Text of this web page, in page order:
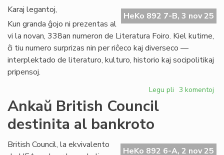
HeKo 892 7-B, 3 nov 25
Karaj legantoj,
Kun granda ĝojo ni prezentas al
vi la novan, 338an numeron de Literatura Foiro. Kiel kutime,
ĉi tiu numero surprizas nin per riĉeco kaj diverseco —
interplektado de literaturo, kulturo, historio kaj socipolitikaj
pripensoj.
Legu pli pri
presata
3 komentoj
Ankaŭ British Council
destinita al bankroto
HeKo 892 6-A, 2 nov 25
British Council, la ekvivalento